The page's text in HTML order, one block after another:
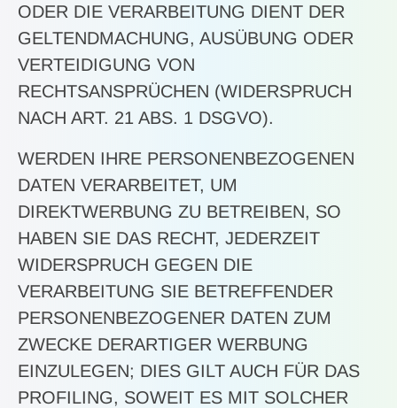
ODER DIE VERARBEITUNG DIENT DER
GELTENDMACHUNG, AUSÜBUNG ODER
VERTEIDIGUNG VON
RECHTSANSPRÜCHEN (WIDERSPRUCH
NACH ART. 21 ABS. 1 DSGVO).
WERDEN IHRE PERSONENBEZOGENEN
DATEN VERARBEITET, UM
DIREKTWERBUNG ZU BETREIBEN, SO
HABEN SIE DAS RECHT, JEDERZEIT
WIDERSPRUCH GEGEN DIE
VERARBEITUNG SIE BETREFFENDER
PERSONENBEZOGENER DATEN ZUM
ZWECKE DERARTIGER WERBUNG
EINZULEGEN; DIES GILT AUCH FÜR DAS
PROFILING, SOWEIT ES MIT SOLCHER